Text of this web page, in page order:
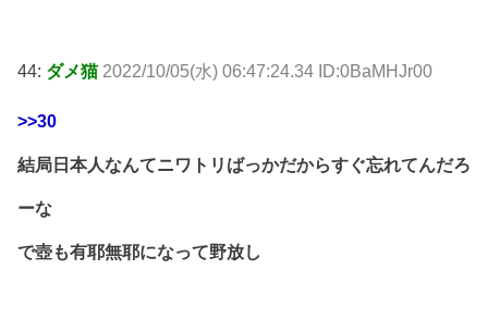
44: ダメ猫 2022/10/05(水) 06:47:24.34 ID:0BaMHJr00
>>30
結局日本人なんてニワトリばっかだからすぐ忘れてんだろ
ーな
で壺も有耶無耶になって野放し